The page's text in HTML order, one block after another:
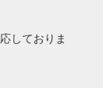
しておりま